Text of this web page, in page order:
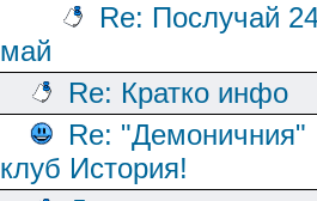
Re: Послучай
май
Re: Кратко инфо
Re: "Демоничния"
клуб История!